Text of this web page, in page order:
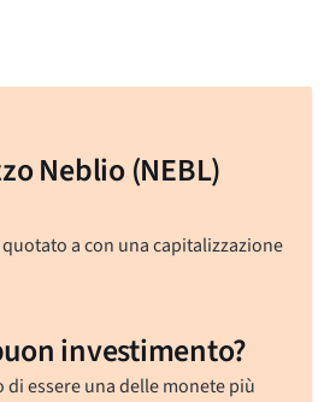
Neblio (NEBL)
quotato acon una capitalizzazione
investimento?
essere una delle monete più